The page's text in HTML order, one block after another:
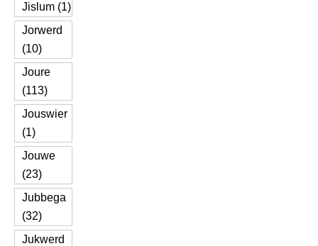
Jislum (1)
Jorwerd
(10)
Joure
(113)
Jouswier
(1)
Jouwe
(23)
Jubbega
(32)
Jukwerd